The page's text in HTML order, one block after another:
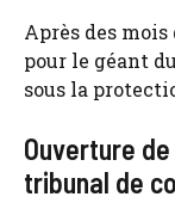
Après des
pour le géant
sous la
Ouverture
tribunal de